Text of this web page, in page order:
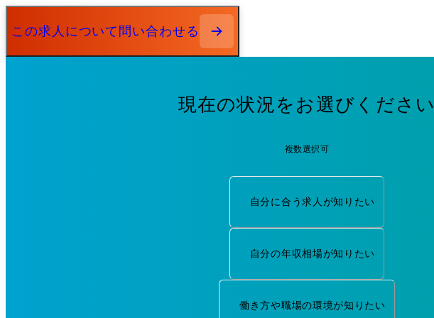
この求人について問い合わせる
現在の状況をお選びください
複数選択可
自分に合う求人が知りたい
自分の年収相場が知りたい
働き方や職場の環境が知りたい